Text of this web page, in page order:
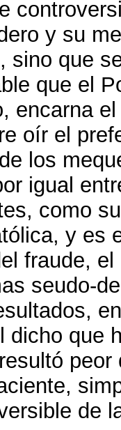
y su
sino que
que el
encarna
oír el
los
igual
como
y es
fraude,
seudo-
dicho que
de